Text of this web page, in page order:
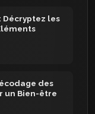
Décryptez les
des
un Bien-être